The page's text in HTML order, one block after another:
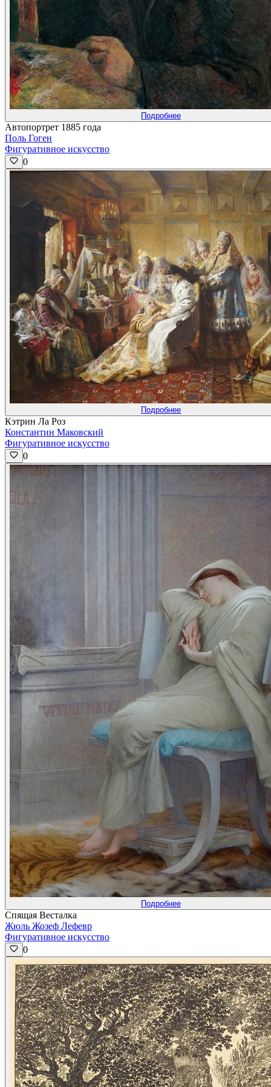
Подробнее
Автопортрет 1885 года
Поль Гоген
Фигуративное искусство
0
Подробнее
Кэтрин Ла Роз
Константин Маковский
Фигуративное искусство
0
Подробнее
Спящая Весталка
Жюль Жозеф Лефевр
Фигуративное искусство
0